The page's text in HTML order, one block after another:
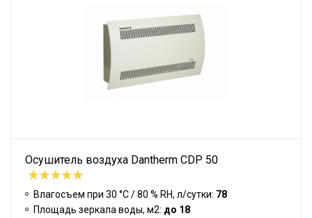
Осушитель воздуха Dantherm CDP 50
Влагосъем при 30 °С / 80 % RH, л/сутки: 78
Площадь зеркала воды, м2: до 18